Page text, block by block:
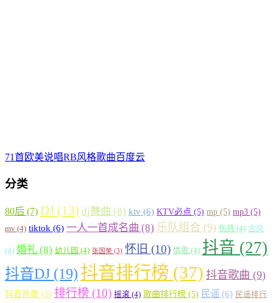
71首欧美说唱RB风格歌曲百度云
分类
80后 (7) DJ (13) dj舞曲 (8) ktv (6) KTV必点 (5) mp (5) mp3 (5)
mv (4) tiktok (6) 一人一首成名曲 (8) 乐队组合 (9) 伤感 (4) 古风
(4) 婚礼 (8) 幼儿园 (4) 张国荣 (3) 怀旧 (10) 情歌 (4) 抖音 (27)
抖音DJ (19) 抖音排行榜 (37) 抖音歌曲 (9)
抖音热歌 (5) 排行榜 (10) 摇滚 (4) 歌曲排行榜 (5) 民谣 (6) 民谣排行